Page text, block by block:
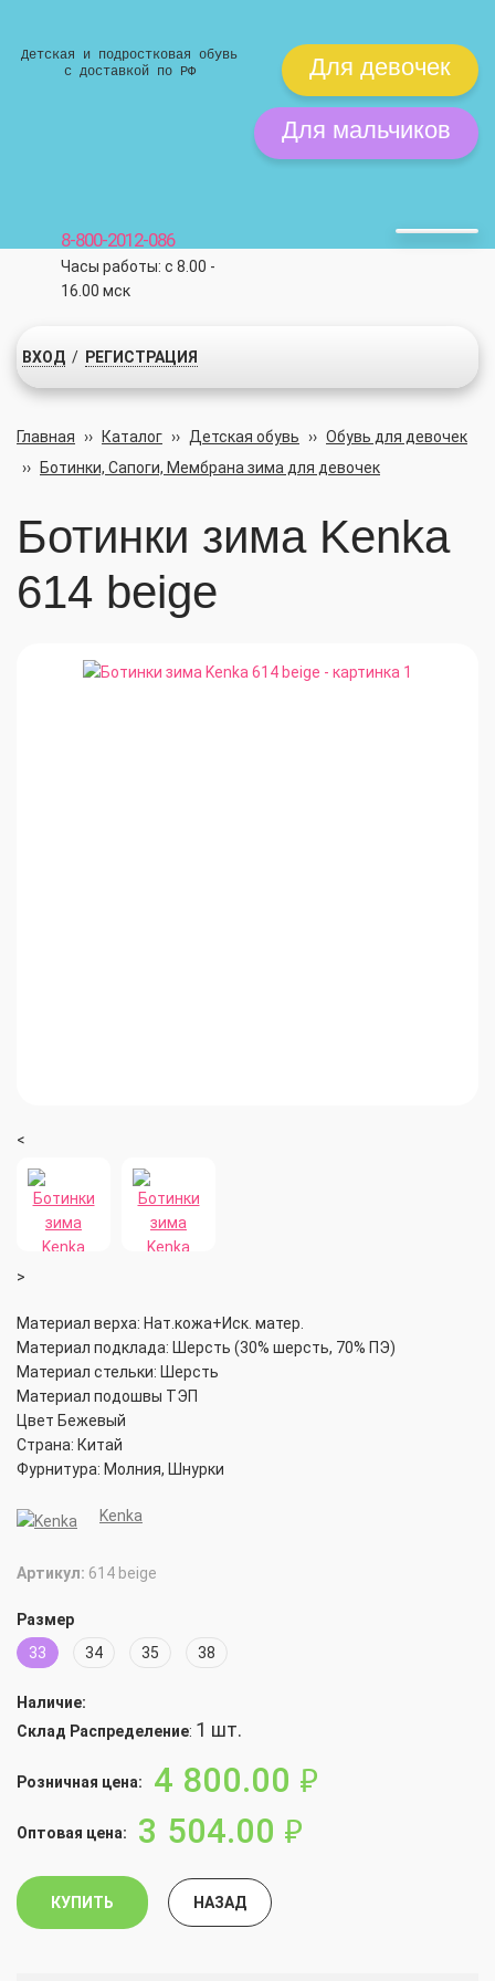
Детская и подростковая обувь
с доставкой по РФ
Для девочек
Для мальчиков
8-800-2012-086
Часы работы: с 8.00 -
16.00 мск
ВХОД / РЕГИСТРАЦИЯ
Главная ›› Каталог ›› Детская обувь ›› Обувь для девочек
››
Ботинки, Сапоги, Мембрана зима для девочек
Ботинки зима Kenka
614 beige
<
>
Материал верха: Нат.кожа+Иск. матер.
Материал подклада: Шерсть (30% шерсть, 70% ПЭ)
Материал стельки: Шерсть
Материал подошвы ТЭП
Цвет Бежевый
Страна: Китай
Фурнитура: Молния, Шнурки
Kenka
Артикул: 614 beige
Размер
33
34 35 38
Наличие:
Склад Распределение: 1 шт.
Розничная цена: 4 800.00 руб.
Оптовая цена: 3 504.00 руб.
КУПИТЬ НАЗАД